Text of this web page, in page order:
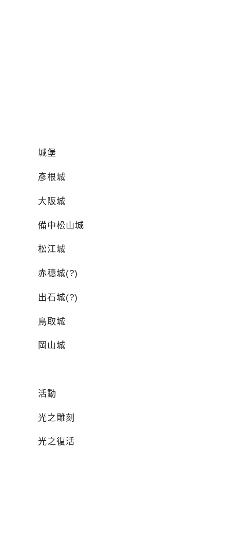
城堡
彥根城
大阪城
備中松山城
松江城
赤穗城(?)
出石城(?)
鳥取城
岡山城
活動
光之雕刻
光之復活